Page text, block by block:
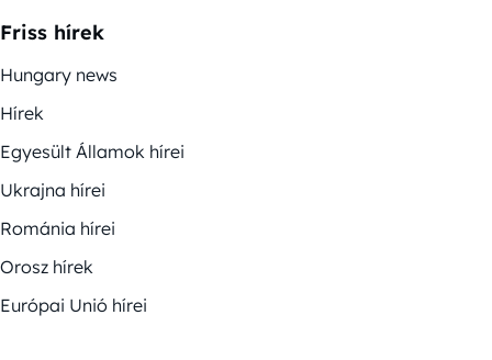
Friss hírek
Hungary news
Hírek
Egyesült Államok hírei
Ukrajna hírei
Románia hírei
Orosz hírek
Európai Unió hírei